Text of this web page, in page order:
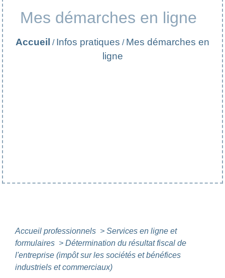
Mes démarches en ligne
Accueil / Infos pratiques / Mes démarches en
ligne
Accueil professionnels > Services en ligne et
formulaires > Détermination du résultat fiscal de
l'entreprise (impôt sur les sociétés et bénéfices
industriels et commerciaux)